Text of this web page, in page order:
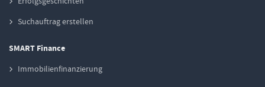
Suchauftrag erstellen
SMART Finance
Immobilienfinanzierung